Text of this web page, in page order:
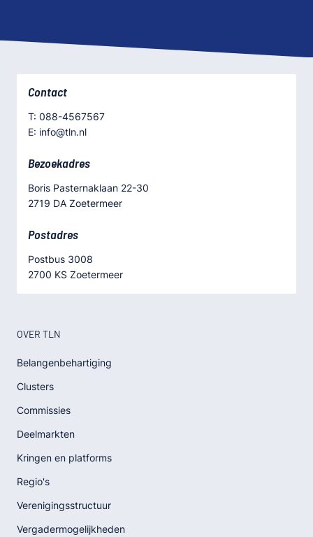
Contact
T: 088-4567567
E: info@tln.nl
Bezoekadres
Boris Pasternaklaan 22-30
2719 DA Zoetermeer
Postadres
Postbus 3008
2700 KS Zoetermeer
OVER TLN
Belangenbehartiging
Clusters
Commissies
Deelmarkten
Kringen en platforms
Regio's
Verenigingsstructuur
Vergadermogelijkheden